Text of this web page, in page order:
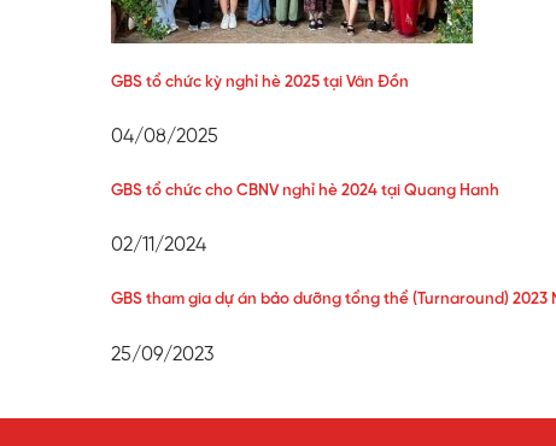
GBS tổ chức kỳ nghỉ hè 2025 tại Vân Đồn
04/08/2025
GBS tổ chức cho CBNV nghỉ hè 2024 tại Quang Hanh
02/11/2024
GBS tham gia dự án bảo dưỡng tổng thể (Turnaround) 2023
25/09/2023